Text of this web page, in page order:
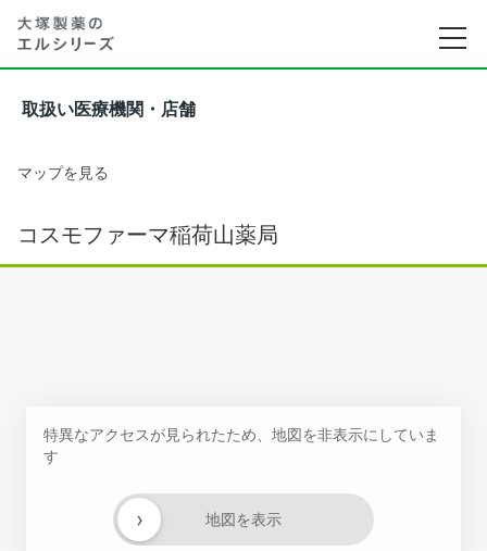
取扱い医療機関・店舗
マップを見る
コスモファーマ稲荷山薬局
特異なアクセスが見られたため、地図を非表示にしていま
す
地図を表示
›